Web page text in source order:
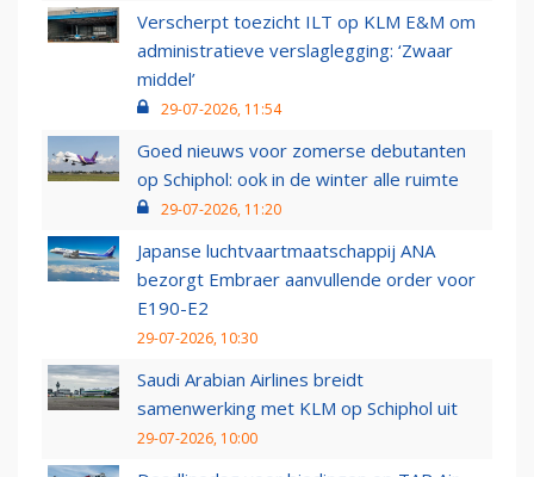
Verscherpt toezicht ILT op KLM E&M om
administratieve verslaglegging: ‘Zwaar
middel’
29-07-2026, 11:54
Goed nieuws voor zomerse debutanten
op Schiphol: ook in de winter alle ruimte
29-07-2026, 11:20
Japanse luchtvaartmaatschappij ANA
bezorgt Embraer aanvullende order voor
E190-E2
29-07-2026, 10:30
Saudi Arabian Airlines breidt
samenwerking met KLM op Schiphol uit
29-07-2026, 10:00